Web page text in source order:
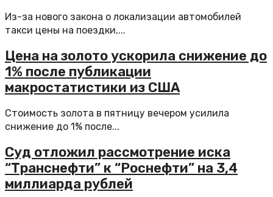
Из-за нового закона о локализации автомобилей
такси цены на поездки,...
Цена на золото ускорила снижение до
1% после публикации
макростатистики из США
Стоимость золота в пятницу вечером усилила
снижение до 1% после...
Суд отложил рассмотрение иска
“Транснефти” к “Роснефти” на 3,4
миллиарда рублей